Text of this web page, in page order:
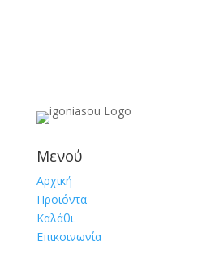
Μενού
Αρχική
Προϊόντα
Καλάθι
Επικοινωνία